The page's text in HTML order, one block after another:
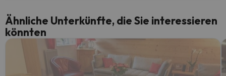
Ähnliche Unterkünfte, die Sie interessieren
könnten